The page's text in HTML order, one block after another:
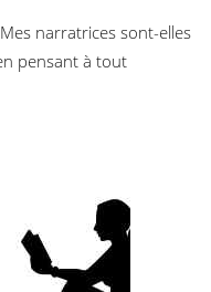
narratrices sont-elles
pensant à tout